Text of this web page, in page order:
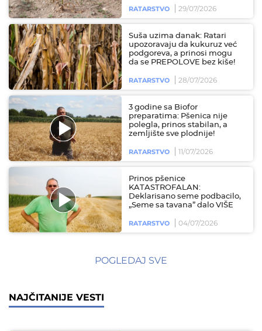
RATARSTVO 29/07/2026
Suša uzima danak: Ratari
upozoravaju da kukuruz već
podgoreva, a prinosi mogu
da se PREPOLOVE bez kiše!
RATARSTVO 28/07/2026
3 godine sa Biofor
preparatima: Pšenica nije
polegla, prinos stabilan, a
zemljište sve plodnije!
RATARSTVO 11/07/2026
Prinos pšenice
KATASTROFALAN:
Deklarisano seme podbacilo,
„Seme sa tavana” dalo VIŠE
RATARSTVO 04/07/2026
POGLEDAJ SVE
NAJČITANIJE VESTI